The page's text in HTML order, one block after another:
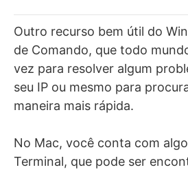
Outro recurso bem útil do
de Comando, que todo
vez para resolver algum
seu IP ou mesmo para
maneira mais rápida.
No Mac, você conta com
Terminal, que pode ser